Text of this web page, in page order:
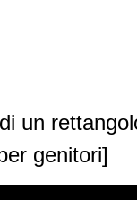
un
genitori]